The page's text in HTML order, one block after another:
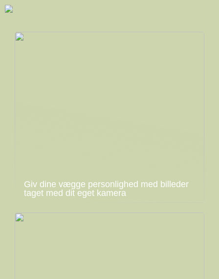
Giv dine vægge personlighed med billeder
taget med dit eget kamera